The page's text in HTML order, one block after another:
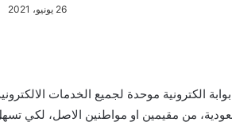
26 يونيو، 2021
في النفاذ الوطني السعودي 2022، نفاذ بوابة